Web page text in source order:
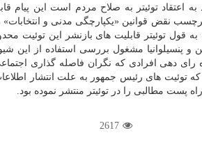
اعتقاد توئیتر به صلاح مردم است این پیام
نقض قوانین «یکپارچگی مدنی و انتخابات»
قول توئیتر قابلیت های بازنشر این توئیت
پنسیلوانیا مشغول بررسی استفاده از این
دهی افرادی که نگران فاصله گذاری
توئیت های رئیس جمهور به علت انتشار
پست مطالبی را در توئیتر منتشر نموده بود.
2617